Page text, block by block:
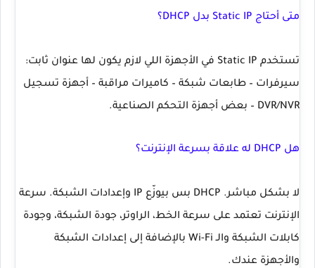
متى أحتاج Static IP بدل DHCP؟
تستخدم Static IP في الأجهزة اللي لازم يكون لها عنوان ثابت:
سيرفرات – طابعات شبكة – كاميرات مراقبة – أجهزة تسجيل
DVR/NVR – بعض أجهزة التحكم الصناعية.
هل DHCP له علاقة بسرعة الإنترنت؟
لا بشكل مباشر. DHCP بس بيوزّع IP وإعدادات الشبكة. سرعة
الإنترنت تعتمد على سرعة الخط، الراوتر، جودة الشبكة، وجودة
كابلات الشبكة والـ Wi-Fi بالإضافة إلى إعدادات الشبكة
والأجهزة عندك.